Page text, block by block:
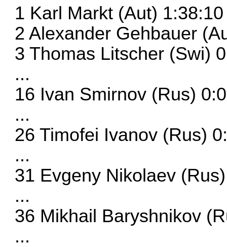
1 Karl Markt (Aut) 1:38:10
2 Alexander Gehbauer
3 Thomas Litscher (Swi)
...
16 Ivan Smirnov (Rus)
...
26 Timofei Ivanov (Rus)
...
31 Evgeny Nikolaev (Rus)
...
36 Mikhail Baryshnikov
...